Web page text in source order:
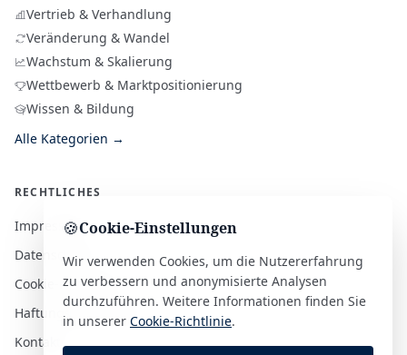
Vertrieb & Verhandlung
Veränderung & Wandel
Wachstum & Skalierung
Wettbewerb & Marktpositionierung
Wissen & Bildung
Alle Kategorien →
RECHTLICHES
Impressum
Datenschutz
Cookie-Richtlinie
Haftungsausschluss
Kontakt
🍪Cookie-Einstellungen
Wir verwenden Cookies, um die Nutzererfahrung
zu verbessern und anonymisierte Analysen
durchzuführen. Weitere Informationen finden Sie
in unserer Cookie-Richtlinie.